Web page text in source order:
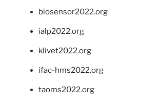
biosensor2022.org
ialp2022.org
klivet2022.org
ifac-hms2022.org
taoms2022.org